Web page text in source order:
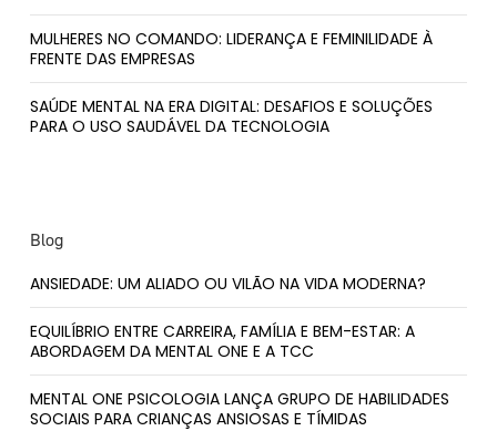
MULHERES NO COMANDO: LIDERANÇA E FEMINILIDADE À
FRENTE DAS EMPRESAS
SAÚDE MENTAL NA ERA DIGITAL: DESAFIOS E SOLUÇÕES
PARA O USO SAUDÁVEL DA TECNOLOGIA
Blog
ANSIEDADE: UM ALIADO OU VILÃO NA VIDA MODERNA?
EQUILÍBRIO ENTRE CARREIRA, FAMÍLIA E BEM-ESTAR: A
ABORDAGEM DA MENTAL ONE E A TCC
MENTAL ONE PSICOLOGIA LANÇA GRUPO DE HABILIDADES
SOCIAIS PARA CRIANÇAS ANSIOSAS E TÍMIDAS